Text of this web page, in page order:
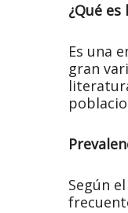
¿Qué
Es una
gran
Según